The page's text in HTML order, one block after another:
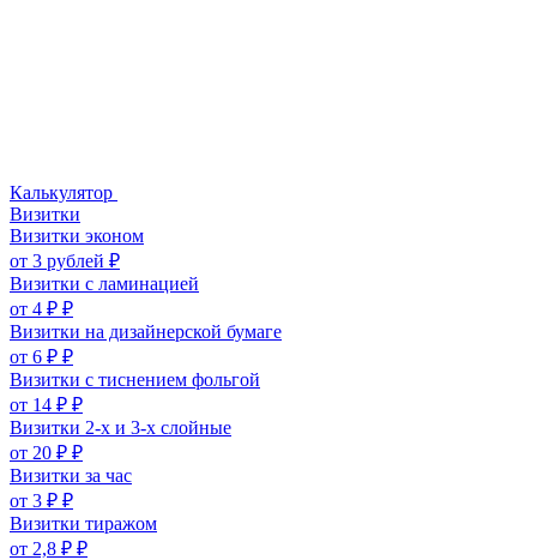
Калькулятор
Визитки
Визитки эконом
от 3 рублей ₽
Визитки с ламинацией
от 4 ₽ ₽
Визитки на дизайнерской бумаге
от 6 ₽ ₽
Визитки с тиснением фольгой
от 14 ₽ ₽
Визитки 2-х и 3-х слойные
от 20 ₽ ₽
Визитки за час
от 3 ₽ ₽
Визитки тиражом
от 2,8 ₽ ₽